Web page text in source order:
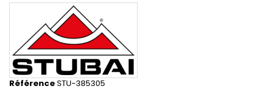
RéférenceSTU-385305